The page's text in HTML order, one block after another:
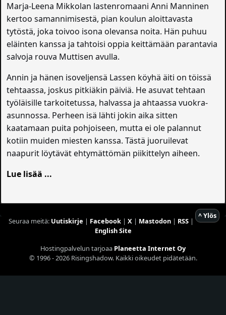
Marja-Leena Mikkolan lastenromaani Anni Manninen
kertoo samannimisestä, pian koulun aloittavasta
tytöstä, joka toivoo isona olevansa noita. Hän puhuu
eläinten kanssa ja tahtoisi oppia keittämään parantavia
salvoja rouva Muttisen avulla.
Annin ja hänen isoveljensä Lassen köyhä äiti on töissä
tehtaassa, joskus pitkiäkin päiviä. He asuvat tehtaan
työläisille tarkoitetussa, halvassa ja ahtaassa vuokra-
asunnossa. Perheen isä lähti jokin aika sitten
kaatamaan puita pohjoiseen, mutta ei ole palannut
kotiin muiden miesten kanssa. Tästä juoruilevat
naapurit löytävät ehtymättömän piikittelyn aiheen.
Lue lisää ...
^ Ylös
Seuraa meitä: Uutiskirje | Facebook| X| Mastodon| RSS|
English Site
Hostingpalvelun tarjoaa Planeetta Internet Oy
© 1996 - 2026 Risingshadow. Kaikki oikeudet pidätetään.